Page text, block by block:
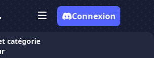
catégorie
Connexion
Discord Animes